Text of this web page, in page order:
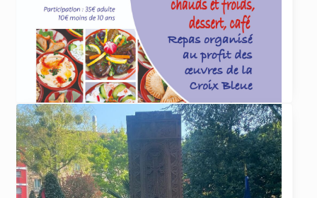
Paëlla organisée par la Croix Bleue le 5 juillet
La Croix Bleue des Arméniens de France
section Dirouhie Missakian de Sevran-Livry
organise ... lire plus
ACTUALITÉS
29 avril 2026
Repas de la Croix Bleue le 17 mai 2026